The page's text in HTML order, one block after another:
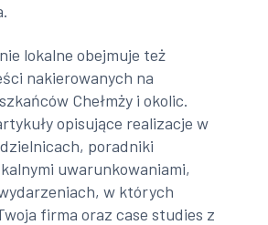
lokalne obejmuje też
nakierowanych na
Chełmży i okolic.
opisujące realizacje w
poradniki
uwarunkowaniami,
w których
firma oraz case studies z